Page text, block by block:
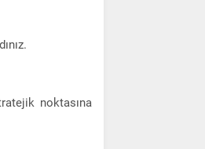
noktasına